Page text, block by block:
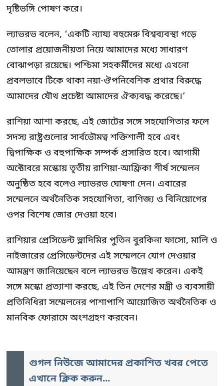
দৃষ্টিভঙ্গি পোষণ করে।
ল্যাভরভ বলেন, ‘একটি ন্যায্য বহুমেরু বিশ্বব্যবস্থা গড়ে
তোলার প্রয়োজনীয়তা নিয়ে আমাদের মধ্যে সাধারণ
বোঝাপড়া রয়েছে। পশ্চিমা সহকর্মীদের মধ্যে এখনো
প্রবলভাবে টিকে থাকা নয়া-ঔপনিবেশিক প্রথার বিরুদ্ধে
আমাদের যৌথ প্রচেষ্টা আমাদের ঐক্যবদ্ধ করেছে।’
রাশিয়া আশা করছে, এই জোটের সঙ্গে সহযোগিতার ফলে
সদস্য রাষ্ট্রগুলোর সার্বভৌমত্ব শক্তিশালী হবে এবং
দ্বিপাক্ষিক ও বহুপাক্ষিক সম্পর্ক প্রসারিত হবে। আগামী
অক্টোবরে মস্কোয় তৃতীয় রাশিয়া-আফ্রিকা শীর্ষ সম্মেলন
অনুষ্ঠিত হবে বলেও ল্যাভরভ ঘোষণা দেন। এবারের
সম্মেলনে অর্থনৈতিক সহযোগিতা, বাণিজ্য ও বিনিয়োগের
ওপর বিশেষ জোর দেওয়া হবে।
রাশিয়ার প্রেসিডেন্ট ভ্লাদিমির পুতিন বুরকিনা ফাসো, মালি ও
নাইজারের প্রেসিডেন্টদের এই সম্মেলনে যোগ দেওয়ার
আমন্ত্রণ জানিয়েছেন বলে ল্যাভরভ উল্লেখ করেন। একই
সঙ্গে মস্কো প্রত্যাশা করছে, এই তিন দেশের মন্ত্রী ও ব্যবসায়ী
প্রতিনিধিরা সম্মেলনের পাশাপাশি আয়োজিত অর্থনৈতিক ও
মানবিক ফোরামে অংশগ্রহণ করবেন।
গুগল নিউজে আমাদের প্রকাশিত খবর পেতে
এখানে ক্লিক করুন...